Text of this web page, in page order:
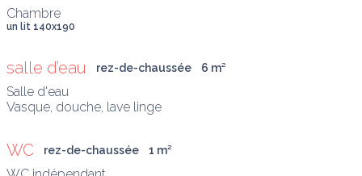
un lit 140x190
salle d’eau rez-de-chaussée 6 m²
Salle d'eau
Vasque, douche, lave linge
WC rez-de-chaussée 1 m²